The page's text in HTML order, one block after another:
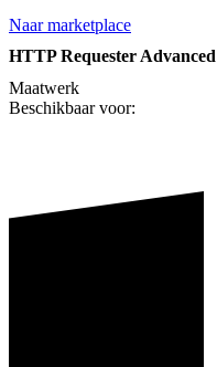
Naar marketplace
HTTP Requester Advanced
Maatwerk
Beschikbaar voor: